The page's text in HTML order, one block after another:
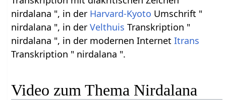
nirdalana ", in der Harvard-Kyoto Umschrift "
nirdalana ", in derVelthuis Transkription "
nirdalana ", in der modernen InternetItrans
Transkription " nirdalana ".
Video zum Thema Nirdalana